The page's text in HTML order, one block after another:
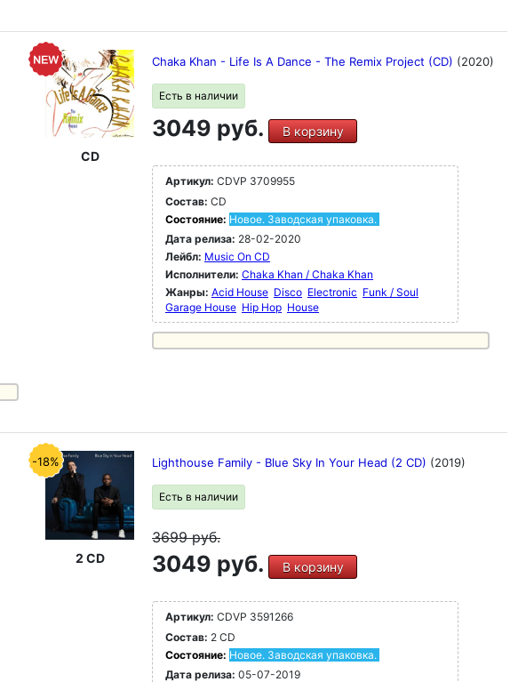
CD
Chaka Khan - Life Is A Dance - The Remix Project (CD) (2020)
Есть в наличии
3049 руб. В корзину
Артикул: CDVP 3709955
Состав: CD
Состояние: Новое. Заводская упаковка.
Дата релиза: 28-02-2020
Лейбл: Music On CD
Исполнители: Chaka Khan / Chaka Khan
Жанры: Acid House Disco Electronic Funk / Soul
Garage House Hip Hop House
-18%
2 CD
Lighthouse Family - Blue Sky In Your Head (2 CD) (2019)
Есть в наличии
3699руб.
3049 руб. В корзину
Артикул: CDVP 3591266
Состав: 2 CD
Состояние: Новое. Заводская упаковка.
Дата релиза: 05-07-2019